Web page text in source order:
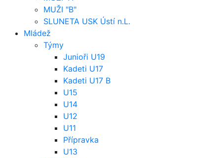
MUŽI "B"
SLUNETA USK Ústí n.L.
Mládež
Týmy
Junioři U19
Kadeti U17
Kadeti U17 B
U15
U14
U12
U11
Přípravka
U13